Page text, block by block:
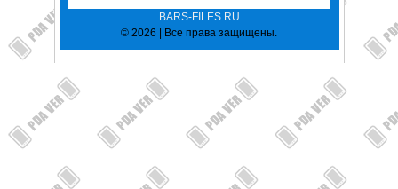
BARS-FILES.RU
© 2026 | Все права защищены.